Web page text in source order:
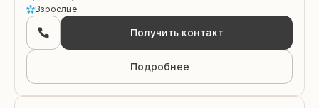
Взрослые
Получить контакт
Подробнее